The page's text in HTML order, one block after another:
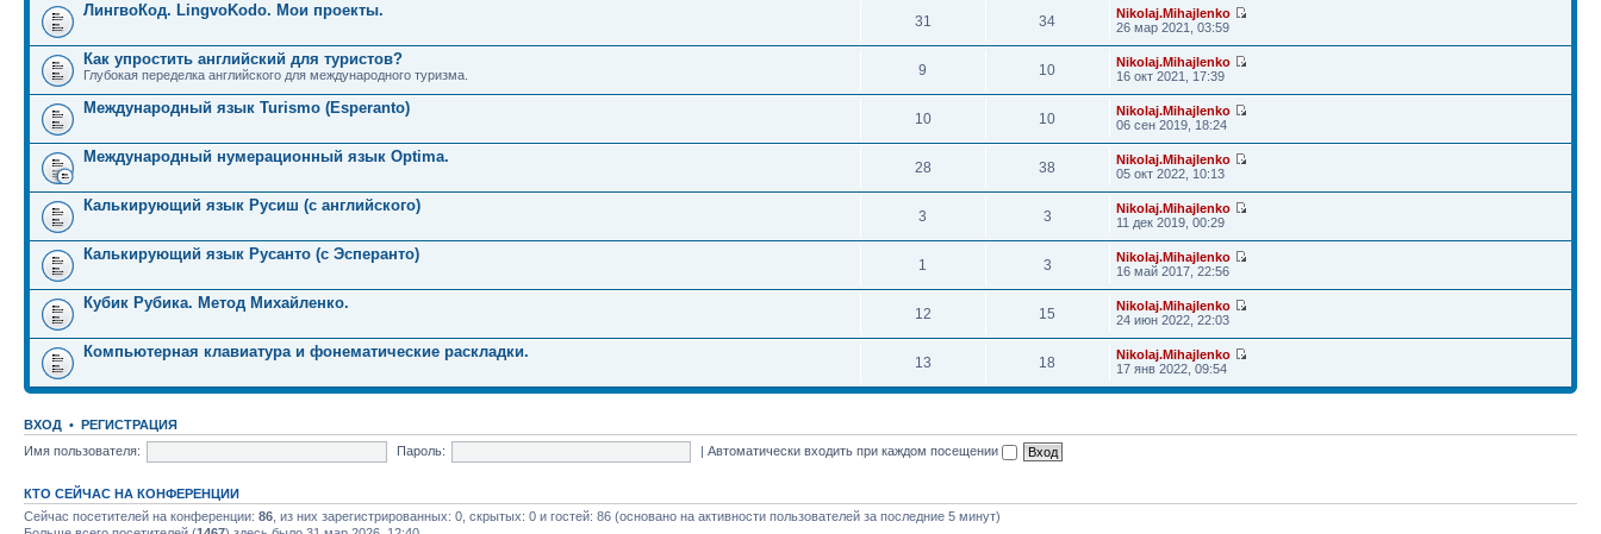
ЛингвоКод. LingvoKodo. Мои проекты.
31 34
Nikolaj.Mihajlenko
26 мар 2021, 03:59
Как упростить английский для туристов?
Глубокая переделка английского для международного туризма. 9 10
Nikolaj.Mihajlenko
16 окт 2021, 17:39
Международный язык Turismo (Esperanto)
10 10
Nikolaj.Mihajlenko
06 сен 2019, 18:24
Международный нумерационный язык Optima.
28 38
Nikolaj.Mihajlenko
05 окт 2022, 10:13
Калькирующий язык Русиш (с английского)
3 3
Nikolaj.Mihajlenko
11 дек 2019, 00:29
Калькирующий язык Русанто (с Эсперанто)
1 3
Nikolaj.Mihajlenko
16 май 2017, 22:56
Кубик Рубика. Метод Михайленко.
12 15
Nikolaj.Mihajlenko
24 июн 2022, 22:03
Компьютерная клавиатура и фонематические раскладки.
13 18
Nikolaj.Mihajlenko
17 янв 2022, 09:54
ВХОД • РЕГИСТРАЦИЯ
Имя пользователя:
Пароль: |Автоматически входить при каждом посещении
КТО СЕЙЧАС НА КОНФЕРЕНЦИИ
Сейчас посетителей на конференции: 86 , из них зарегистрированных: 0, скрытых: 0 и гостей: 86 (основано на активности пользователей за последние 5 минут)